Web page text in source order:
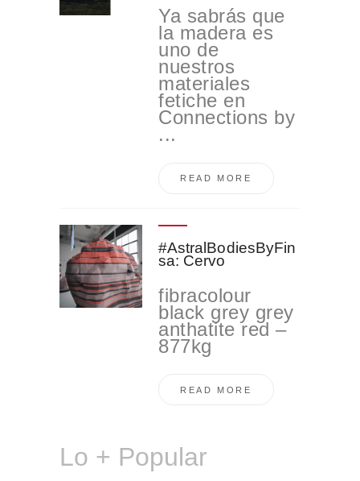
Ya sabrás que
la madera es
uno de
nuestros
materiales
fetiche en
Connections by
...
READ MORE
#AstralBodiesByFin
sa: Cervo
fibracolour
black grey grey
anthatite red –
877kg
READ MORE
Lo + Popular